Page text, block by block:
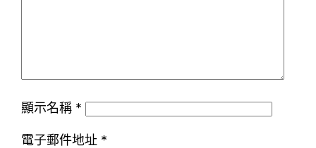
顯示名稱 *
電子郵件地址 *